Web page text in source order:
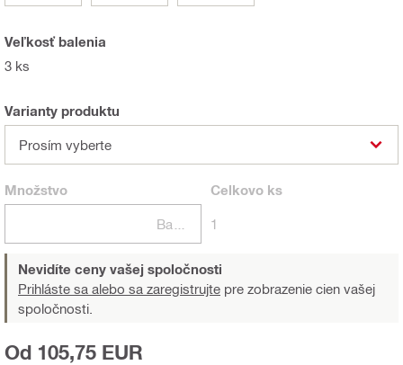
Veľkosť balenia
3 ks
Varianty produktu
Prosím vyberte
Množstvo Celkovo ks
1
Nevidíte ceny vašej spoločnosti
Prihláste sa alebo sa zaregistrujte pre zobrazenie cien vašej
spoločnosti.
Od 105,75 EUR